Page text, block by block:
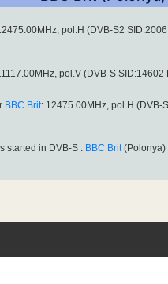
pol.H (DVB-S2
pol.V (DVB-S SID:14602
BBC Brit: 12475.00MHz, pol.H (DVB-
started in DVB-S : BBC Brit (Polonya)